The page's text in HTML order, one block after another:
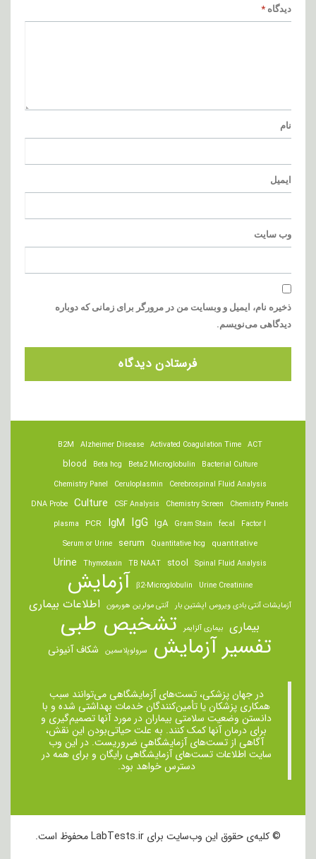
دیدگاه *
نام
ایمیل
وب‌ سایت
ذخیره نام، ایمیل و وبسایت من در مرورگر برای زمانی که دوباره
دیدگاهی می‌نویسم.
ACT
Activated Coagulation Time
Alzheimer Disease
B2M
Bacterial Culture
Beta2 Microglobulin
Beta hcg
blood
Cerebrospinal Fluid Analysis
Ceruloplasmin
Chemistry Panel
Chemistry Panels
Chemistry Screen
CSF Analysis
Culture
DNA Probe
Factor I
fecal
Gram Stain
IgA
IgG
IgM
PCR
plasma
quantitative
Quantitative hcg
serum
Serum or Urine
Spinal Fluid Analysis
stool
TB NAAT
Thymotaxin
Urine
Urine Creatinine
β2-Microglobulin آزمایش
آزمایشات آنتی بادی ویروس اپشتین بار آنتی مولرین هورمون اطلاعات بیماری
بیماری بیماری آلزایمر تشخیص طبی
تفسیر آزمایش سرولوپلاسمین شکاف آنیونی
در جهان پزشکی، تست‌های آزمایشگاهی می‌توانند سبب
همکاری پزشکان یا تأمین‌کنندگان خدمات بهداشتی شده و با
دانستن وضعیت سلامتی بیماران در مورد آنها تصمیم‌گیری و
برای درمان ‌آنها کمک کنند. به علت حیاتی‌بودن این نقش،
آگاهی از تست‌های آزمایشگاهی ضروریست. در این وب
سایت اطلاعات تست‌های آزمایشگاهی رایگان و برای همه در
دسترس خواهد بود.
© کلیه‌ی حقوق این وب‌سایت برای LabTests.ir محفوظ است.